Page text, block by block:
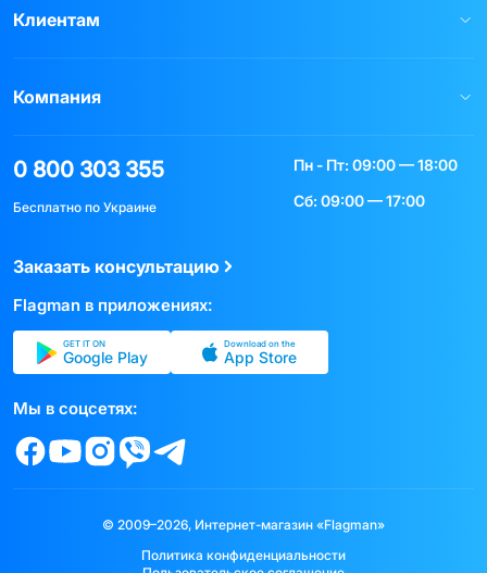
Клиентам
Компания
0 800 303 355
Бесплатно по Украине
Пн - Пт: 09:00 — 18:00
Сб: 09:00 — 17:00
Заказать консультацию
Flagman в приложениях:
GET IT ON
Google Play
Download on the
App Store
Мы в соцсетях:
© 2009–2026, Интернет-магазин «Flagman»
Политика конфиденциальности